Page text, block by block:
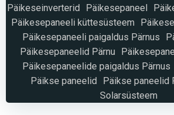
Päikeseinverterid
Päikesepaneel
Päikesepaneeli küttesüsteem
Päikesepaneeli paigaldus Pärnus
Päikesepaneelid Pärnu
Päikesepaneelide paigaldus Pärnus
Päikse paneelid
Päikse paneelid
Solarsüsteem